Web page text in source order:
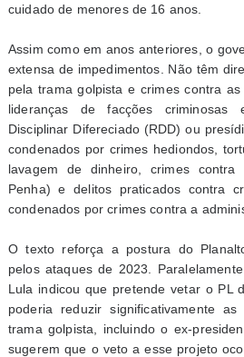
cuidado de menores de 16 anos.
Assim como em anos anteriores, o
extensa de impedimentos. Não têm
pela trama golpista e crimes contra as
lideranças de facções criminosas
Disciplinar Difereciado (RDD) ou
condenados por crimes hediondos,
lavagem de dinheiro, crimes
Penha) e delitos praticados contra
condenados por crimes contra a
O texto reforça a postura do
pelos ataques de 2023.
Lula indicou que pretende vetar o PL
poderia reduzir significativamente
trama golpista, incluindo o ex-
sugerem que o veto a esse projeto